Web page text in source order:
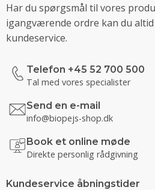
Har du spørgsmål til vores
igangværende ordre kan du
kundeservice.
Telefon +45 52 700 500
Tal med vores specialister
Send en e-mail
info@biopejs-shop.dk
Book et online møde
Direkte personlig rådgivning
Kundeservice åbningstider